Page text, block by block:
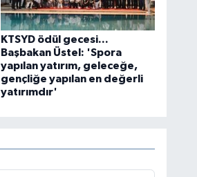
KTSYD ödül gecesi...
Başbakan Üstel: 'Spora
yapılan yatırım, geleceğe,
gençliğe yapılan en değerli
yatırımdır'